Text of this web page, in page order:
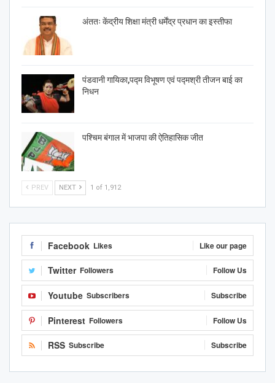
अंततः केंद्रीय शिक्षा मंत्री धर्मेंद्र प्रधान का इस्तीफा
पंडवानी गायिका,पद्म विभूषण एवं पद्मश्री तीजन बाई का
निधन
पश्चिम बंगाल में भाजपा की ऐतिहासिक जीत
PREV NEXT 1 of 1,912
Facebook Likes Like our page
Twitter Followers Follow Us
Youtube Subscribers Subscribe
Pinterest Followers Follow Us
RSS Subscribe Subscribe